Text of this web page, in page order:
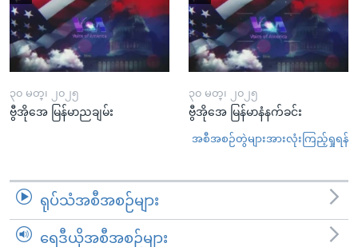
၃၀ မတ္၊ ၂၀၂၅
ဗွီအိုအေ မြန်မာညချမ်း
၃၀ မတ္၊ ၂၀၂၅
ဗွီအိုအေ မြန်မာနံနက်ခင်း
အစီအစဉ်တွဲများအားလုံးကြည့်ရှုရန်
ရုပ်သံအစီအစဉ်များ
ရေဒီယိုအစီအစဉ်များ